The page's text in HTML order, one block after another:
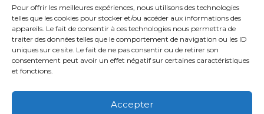
Pour offrir les meilleures expériences, nous utilisons des technologies
telles que les cookies pour stocker et/ou accéder aux informations des
appareils. Le fait de consentir à ces technologies nous permettra de
traiter des données telles que le comportement de navigation ou les ID
uniques sur ce site. Le fait de ne pas consentir ou de retirer son
consentement peut avoir un effet négatif sur certaines caractéristiques
et fonctions.
Accepter